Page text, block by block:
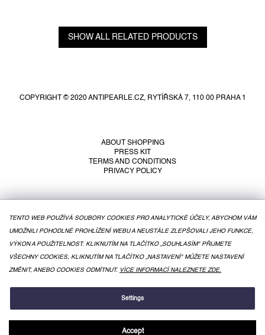
TENTO WEB POUŽÍVÁ SOUBORY COOKIES PRO ANALYTICKÉ ÚČELY, ABYCHOM VÁM
UMOŽNILI POHODLNÉ PROHLÍŽENÍ WEBU A NEUSTÁLE ZLEPŠOVALI JEHO FUNKCE,
VÝKON A POUŽITELNOST. KLIKNUTÍM NA TLAČÍTKO „SOUHLASÍM" PŘIJMETE
VŠECHNY COOKIES, KLIKNUTÍM NA TLAČÍTKO „NASTAVENÍ" MŮŽETE NASTAVENÍ
ZMĚNIT, ANEBO COOKIES ODMÍTNUT. VÍCE INFORMACÍ NALEZNETE ZDE.
Settings
Accept
SHOW ALL RELATED PRODUCTS
COPYRIGHT © 2020 ANTIPEARLE.CZ, RYTÍŘSKÁ 7, 110 00 PRAHA 1
ABOUT SHOPPING
PRESS KIT
TERMS AND CONDITIONS
PRIVACY POLICY
CREATED BY SHOPTET